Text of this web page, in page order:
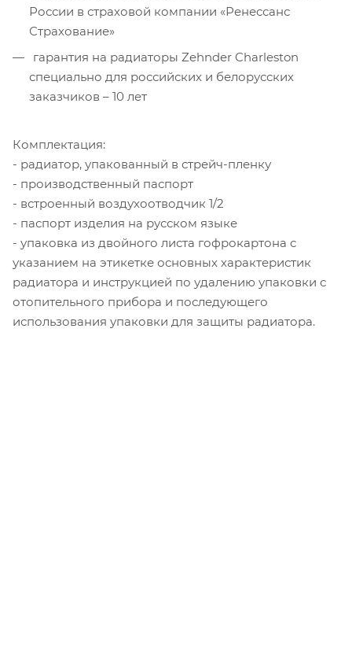
России в страховой компании «Ренессанс
Страхование»
гарантия на радиаторы Zehnder Charleston
специально для российских и белорусских
заказчиков – 10 лет
Комплектация:
- радиатор, упакованный в стрейч-пленку
- производственный паспорт
- встроенный воздухоотводчик 1/2
- паспорт изделия на русском языке
- упаковка из двойного листа гофрокартона с
указанием на этикетке основных характеристик
радиатора и инструкцией по удалению упаковки с
отопительного прибора и последующего
использования упаковки для защиты радиатора.